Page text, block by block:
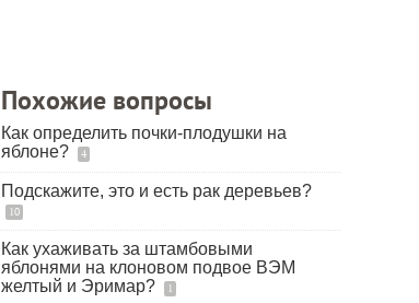
Похожие вопросы
Как определить почки-плодушки на
яблоне?
4
Подскажите, это и есть рак деревьев?
10
Как ухаживать за штамбовыми
яблонями на клоновом подвое ВЭМ
желтый и Эримар?
1